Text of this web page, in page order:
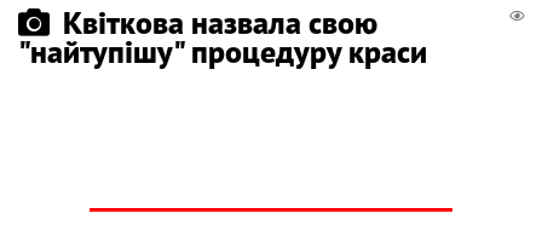
Квіткова назвала свою
"найтупішу" процедуру краси